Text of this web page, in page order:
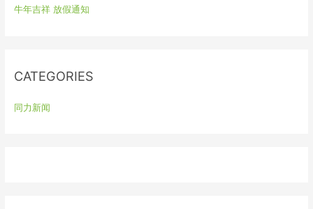
f牛年吉祥 放假通知
CATEGORIES
同力新闻